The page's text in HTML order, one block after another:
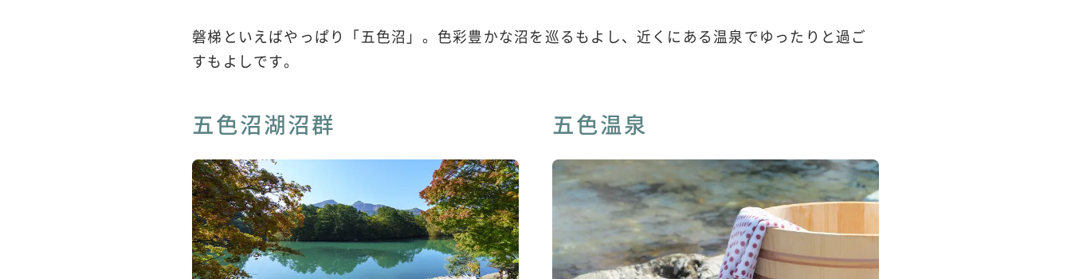
磐梯といえばやっぱり「五色沼」。色彩豊かな沼を巡るもよし、近くにある温泉でゆったりと過ご
すもよしです。
五色沼湖沼群 五色温泉